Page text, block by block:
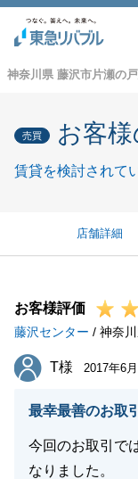
神奈川県 藤沢市片瀬の
売買 お客様
賃貸を検討されて
店舗詳細
お客様評価
藤沢センター / 神奈
T様
T様 2017年6
最幸最善のお取
今回のお取引で
なりました。